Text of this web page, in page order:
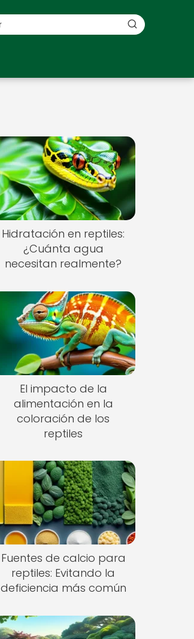
Hidratación en reptiles:
¿Cuánta agua
necesitan realmente?
El impacto de la
alimentación en la
coloración de los
reptiles
Fuentes de calcio para
reptiles: Evitando la
deficiencia más común